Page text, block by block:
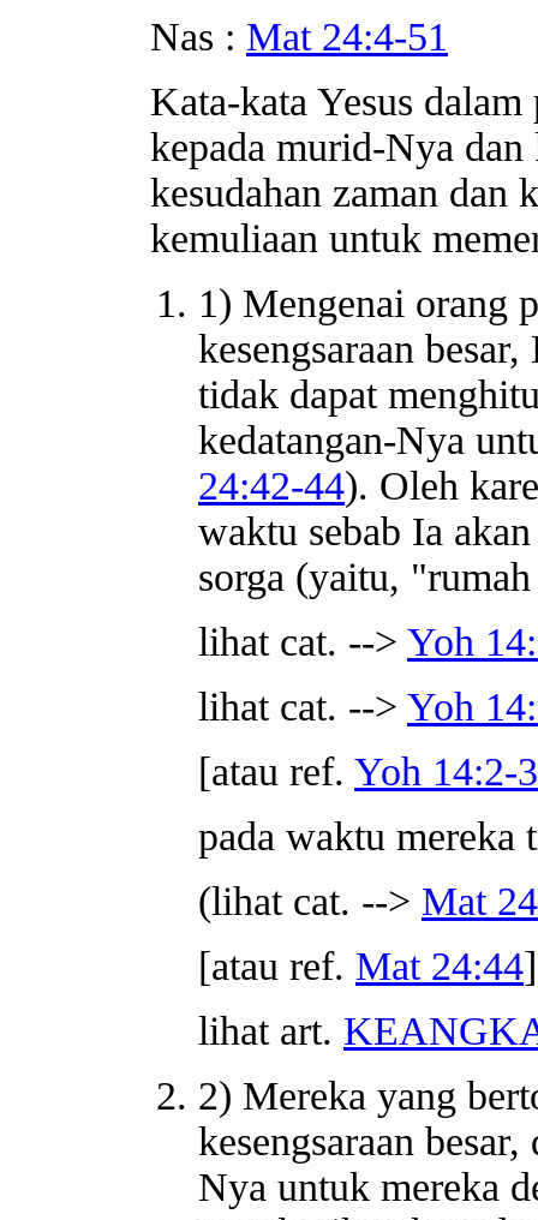
Nas : Mat 24:4-51
Kata-kata Yesus
kepada murid-Nya dan
kesudahan zaman dan
kemuliaan untuk
1) Mengenai orang
kesengsaraan
tidak dapat
kedatangan-Nya
24:42-44). Oleh
waktu sebab Ia
sorga (yaitu,
lihat cat. --> Yoh
lihat cat. --> Yoh
[atau ref. Yoh 14:2-3
pada waktu mereka
(lihat cat. --> Mat
[atau ref. Mat 24:44]
lihat art.
2) Mereka yang
kesengsaraan
Nya untuk mereka